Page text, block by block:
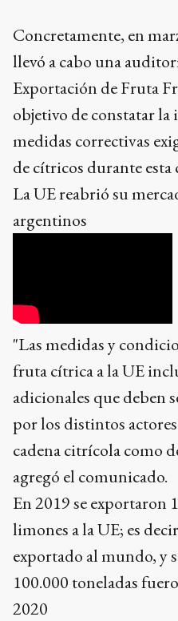
Concretamente, en
llevó a cabo una
Exportación de Fruta
objetivo de constatar
medidas correctivas
de cítricos durante esta
La UE reabrió su
argentinos
"Las medidas y
fruta cítrica a la UE
adicionales que deben
por los distintos
cadena citrícola como
agregó el comunicado.
En 2019 se exportaron
limones a la UE; es
exportado al mundo, y
100.000 toneladas
2020